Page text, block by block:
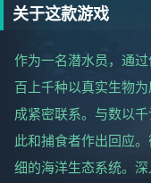
关于这款游戏
作为一名潜水员，通
百上千种以真实生物
成紧密联系。与数以
此和捕食者作出回应
细的海洋生态系统。